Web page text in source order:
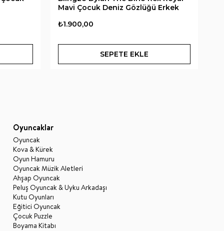
Mavi Çocuk Deniz Gözlüğü Erkek
₺1.900,00
SEPETE EKLE
Oyuncaklar
Oyuncak
Kova & Kürek
Oyun Hamuru
Oyuncak Müzik Aletleri
Ahşap Oyuncak
Peluş Oyuncak & Uyku Arkadaşı
Kutu Oyunları
Eğitici Oyuncak
Çocuk Puzzle
Boyama Kitabı